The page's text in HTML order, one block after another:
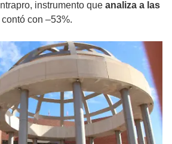
instrumento que analiza a las
contó con –53%.